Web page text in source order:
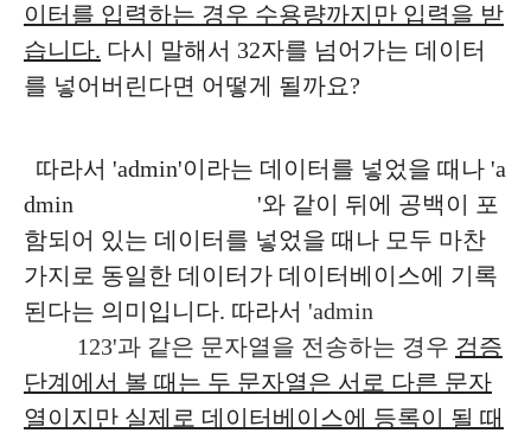
이터를 입력하는 경우 수용량까지만 입력을 받
습니다. 다시 말해서 32자를 넘어가는 데이터
를 넣어버린다면 어떻게 될까요?
따라서 'admin'이라는 데이터를 넣었을 때나 'a
dmin '와 같이 뒤에 공백이 포
함되어 있는 데이터를 넣었을 때나 모두 마찬
가지로 동일한 데이터가 데이터베이스에 기록
된다는 의미입니다. 따라서 'admin
123'과 같은 문자열을 전송하는 경우 검증
단계에서 볼 때는 두 문자열은 서로 다른 문자
열이지만 실제로 데이터베이스에 등록이 될 때